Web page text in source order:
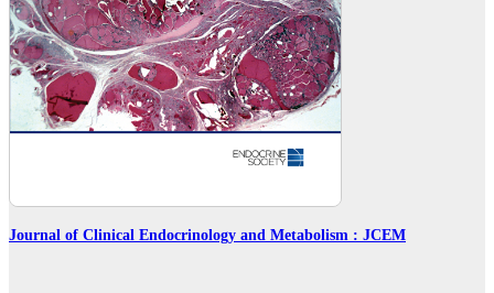
Journal of Clinical Endocrinology and Metabolism : JCEM